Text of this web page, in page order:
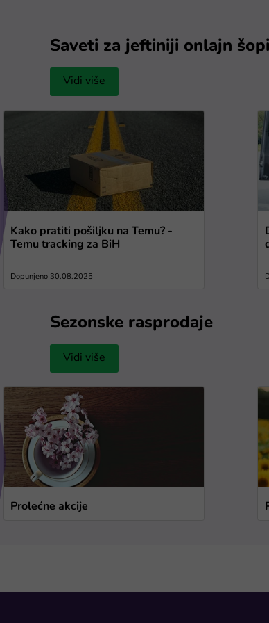
Saveti za jeftiniji onlajn
Vidi više
Kako pratiti pošiljku na Temu? -
Temu tracking za BiH
Dopunjeno 30.08.2025
Sezonske rasprodaje
Vidi više
Prolećne akcije